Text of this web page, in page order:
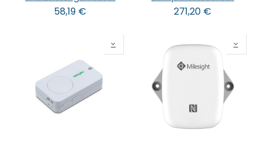
58,19 € 271,20 €